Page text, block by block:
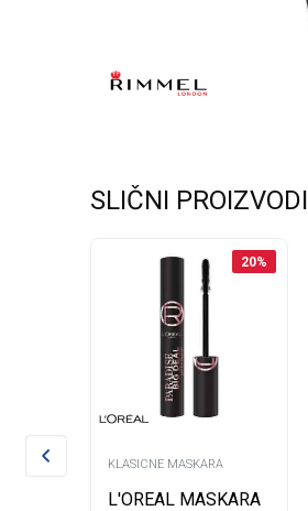
SLIČNI PROIZVODI
20%
KLASICNE MASKARA
L'OREAL MASKARA